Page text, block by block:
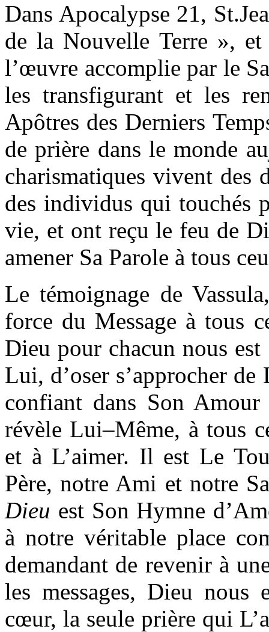
Dans Apocalypse 21,
de la Nouvelle Terre »,
l’œuvre accomplie par le
les transfigurant et les
Apôtres des Derniers
de prière dans le monde
charismatiques vivent des
des individus qui touchés
vie, et ont reçu le feu de
amener Sa Parole à tous
Le témoignage de
force du Message à tous
Dieu pour chacun nous
Lui, d’oser s’approcher
confiant dans Son
révèle Lui–Même, à tous
et à L’aimer. Il est Le
Père, notre Ami et notre
Dieu est Son Hymne
à notre véritable place
demandant de revenir à
les messages, Dieu
cœur, la seule prière qui